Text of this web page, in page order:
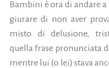
Bambini è ora di andare
giurare di non aver
misto di delusione,
quella frase pronunciata
mentre lui (o lei) stava